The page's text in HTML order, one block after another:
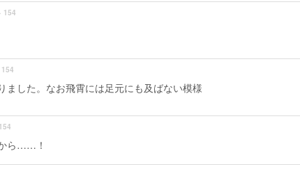
154
154
した。なお飛霄には足元にも及ばない模様
ら……！